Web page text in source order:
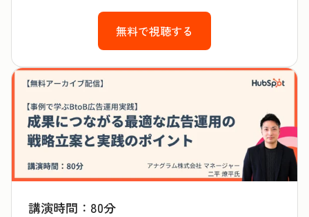
無料で視聴する
講演時間：80分